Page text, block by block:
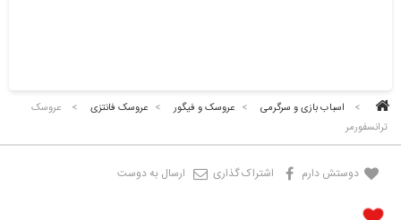
> اسباب بازی و سرگرمی > عروسک و فیگور > عروسک فانتزی >
عروسک
ترانسفورمر
دوستش دارم اشتراک گذاری ارسال به دوست